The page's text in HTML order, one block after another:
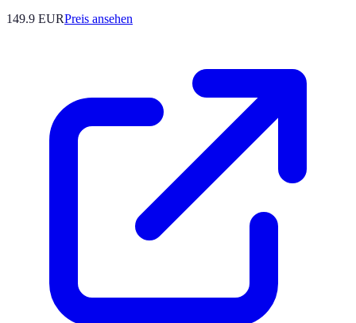
149.9 EURPreis ansehen